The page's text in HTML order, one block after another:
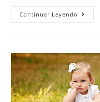
Continuar Leyendo